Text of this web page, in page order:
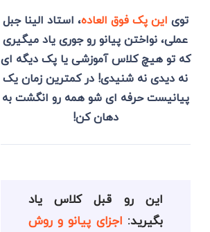
توی این پک فوق العاده، استاد الینا جبل
عملی، نواختن پیانو رو جوری یاد میگیری
که تو هیچ کلاس آموزشی یا پک دیگه ای
نه دیدی نه شنیدی! در کمترین زمان یک
پیانیست حرفه ای شو همه رو انگشت به
دهان کن!
این رو قبل کلاس یاد
بگیرید: اجزای پیانو و روش